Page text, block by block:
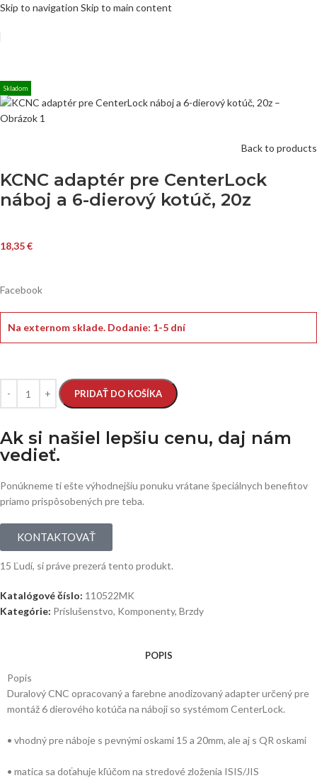
Skip to navigation Skip to main content
Skladom
Back to products
KCNC adaptér pre CenterLock
náboj a 6-dierový kotúč, 20z
18,35€
Facebook
Na externom sklade. Dodanie: 1-5 dní
PRIDAŤ DO KOŠÍKA
Ak si našiel lepšiu cenu, daj nám
vedieť.
Ponúkneme ti ešte výhodnejšiu ponuku vrátane špeciálnych benefitov
priamo prispôsobených pre teba.
KONTAKTOVAŤ
15 Ľudí, si práve prezerá tento produkt.
Katalógové číslo: 110522MK
Kategórie: Príslušenstvo, Komponenty, Brzdy
POPIS
Popis
Duralový CNC opracovaný a farebne anodizovaný adapter určený pre
montáž 6 dierového kotúča na náboji so systémom CenterLock.
• vhodný pre náboje s pevnými oskami 15 a 20mm, ale aj s QR oskami
• matica sa doťahuje kľúčom na stredové zloženia ISIS/JIS